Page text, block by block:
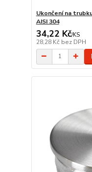
Ukončení na
AISI 304
34,22 Kč/KS
28,28 Kč bez DPH